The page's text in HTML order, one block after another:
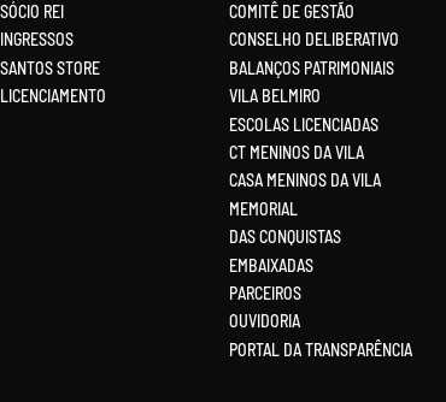
SÓCIO REI
INGRESSOS
SANTOS STORE
LICENCIAMENTO
COMITÊ DE GESTÃO
CONSELHO DELIBERATIVO
BALANÇOS PATRIMONIAIS
VILA BELMIRO
ESCOLAS LICENCIADAS
CT MENINOS DA VILA
CASA MENINOS DA VILA
MEMORIAL
DAS CONQUISTAS
EMBAIXADAS
PARCEIROS
OUVIDORIA
PORTAL DA TRANSPARÊNCIA